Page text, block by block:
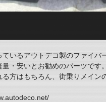
いるアウトデコ製のファイバ
・安いとお勧めのパーツです。
方はもちろん、街乗りメイン